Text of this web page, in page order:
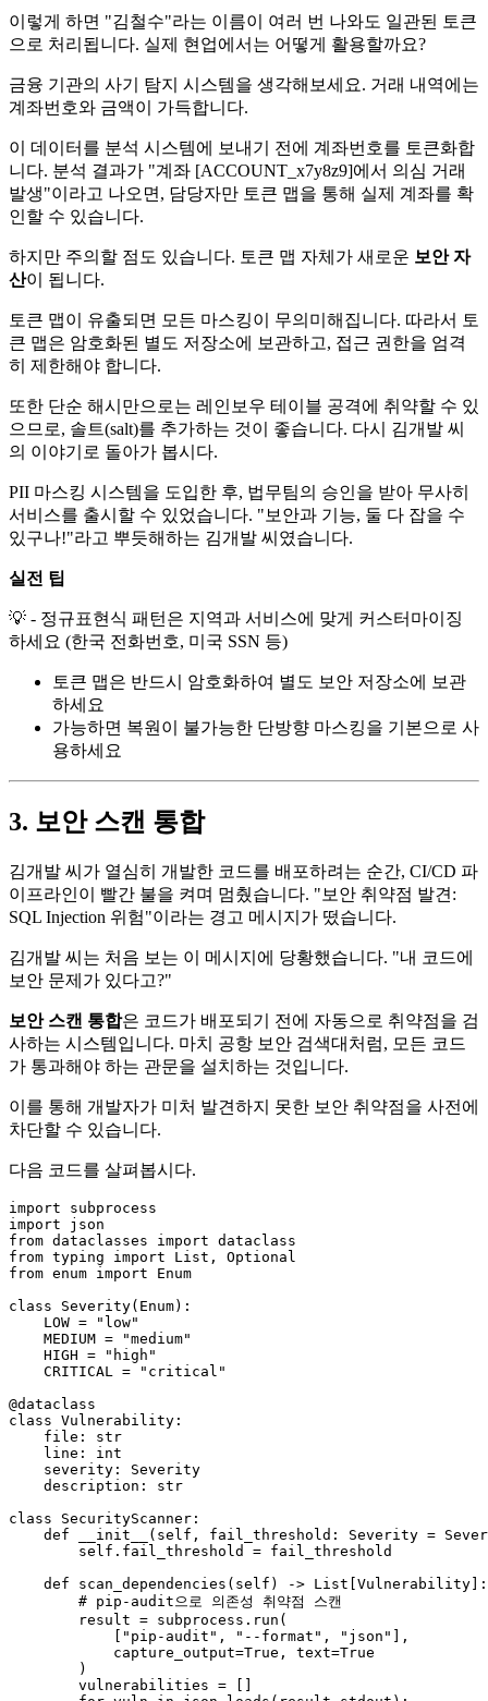
이렇게 하면 "김철수"라는 이름이 여러 번 나와도 일관된 토큰
으로 처리됩니다. 실제 현업에서는 어떻게 활용할까요?
금융 기관의 사기 탐지 시스템을 생각해보세요. 거래 내역에는
계좌번호와 금액이 가득합니다.
이 데이터를 분석 시스템에 보내기 전에 계좌번호를 토큰화합
니다. 분석 결과가 "계좌 [ACCOUNT_x7y8z9]에서 의심 거래
발생"이라고 나오면, 담당자만 토큰 맵을 통해 실제 계좌를 확
인할 수 있습니다.
하지만 주의할 점도 있습니다. 토큰 맵 자체가 새로운 보안 자
산이 됩니다.
토큰 맵이 유출되면 모든 마스킹이 무의미해집니다. 따라서 토
큰 맵은 암호화된 별도 저장소에 보관하고, 접근 권한을 엄격
히 제한해야 합니다.
또한 단순 해시만으로는 레인보우 테이블 공격에 취약할 수 있
으므로, 솔트(salt)를 추가하는 것이 좋습니다. 다시 김개발 씨
의 이야기로 돌아가 봅시다.
PII 마스킹 시스템을 도입한 후, 법무팀의 승인을 받아 무사히
서비스를 출시할 수 있었습니다. "보안과 기능, 둘 다 잡을 수
있구나!"라고 뿌듯해하는 김개발 씨였습니다.
실전 팁
💡 - 정규표현식 패턴은 지역과 서비스에 맞게 커스터마이징
하세요 (한국 전화번호, 미국 SSN 등)
토큰 맵은 반드시 암호화하여 별도 보안 저장소에 보관
하세요
가능하면 복원이 불가능한 단방향 마스킹을 기본으로 사
용하세요
3. 보안 스캔 통합
김개발 씨가 열심히 개발한 코드를 배포하려는 순간, CI/CD 파
이프라인이 빨간 불을 켜며 멈췄습니다. "보안 취약점 발견:
SQL Injection 위험"이라는 경고 메시지가 떴습니다.
김개발 씨는 처음 보는 이 메시지에 당황했습니다. "내 코드에
보안 문제가 있다고?"
보안 스캔 통합은 코드가 배포되기 전에 자동으로 취약점을 검
사하는 시스템입니다. 마치 공항 보안 검색대처럼, 모든 코드
가 통과해야 하는 관문을 설치하는 것입니다.
이를 통해 개발자가 미처 발견하지 못한 보안 취약점을 사전에
차단할 수 있습니다.
다음 코드를 살펴봅시다.
import
import
from dataclasses import
from typing import List , Optional
from enum import Enum
class
Severity( Enum):
    LOW =
"low"
    MEDIUM =
"medium"
    HIGH =
"high"
    CRITICAL =
"critical"
@dataclass
class Vulnerability :
    file:
str
    line:
int
    severity: Severity
    description:
str
class
SecurityScanner :
def
__init__ ( self, fail_threshold: Severity =
self .fail_threshold = fail_threshold
def
scan_dependencies ( self ) -> List [Vulnerability]:
# pip-audit으로 의존성 취약점 스캔
        result = subprocess.run(
"pip-audit" , "--format" , "json"
],
            capture_output=
True , text=True
        )
        vulnerabilities = []